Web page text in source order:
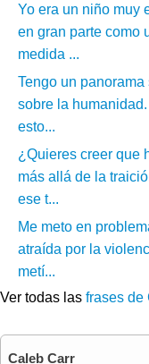
Yo era un niño muy
en gran parte como
medida ...
Tengo un
sobre la
esto...
¿Quieres creer que
más allá de la
ese t...
Me meto en
atraída por la
metí...
Ver todas las frases de
Caleb Carr